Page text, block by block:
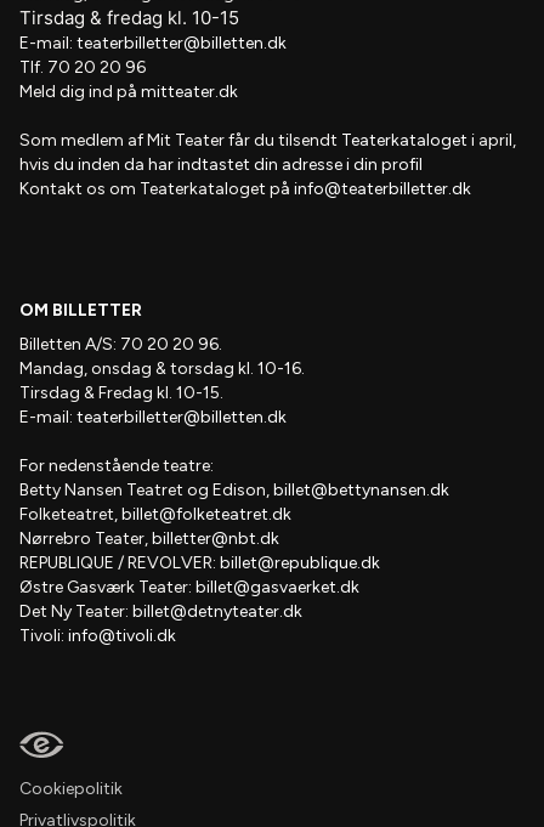
Tirsdag & fredag kl. 10-15
E-mail: teaterbilletter@billetten.dk
Tlf. 70 20 20 96
Meld dig ind på mitteater.dk
Som medlem afMit Teaterfår du tilsendt Teaterkataloget i april,
hvis du inden da har indtastet din adresse i din profil
Kontakt os om Teaterkataloget på info@teaterbilletter.dk
OM BILLETTER
Billetten A/S: 70 20 20 96.
Mandag, onsdag & torsdag kl. 10-16.
Tirsdag & Fredag kl. 10-15.
E-mail: teaterbilletter@billetten.dk
For nedenstående teatre:
Betty Nansen Teatret og Edison,billet@bettynansen.dk
Folketeatret,billet@folketeatret.dk
Nørrebro Teater,billetter@nbt.dk
REPUBLIQUE / REVOLVER: billet@republique.dk
Østre Gasværk Teater: billet@gasvaerket.dk
Det Ny Teater: billet@detnyteater.dk
Tivoli: info@tivoli.dk
Cookiepolitik
Privatlivspolitik